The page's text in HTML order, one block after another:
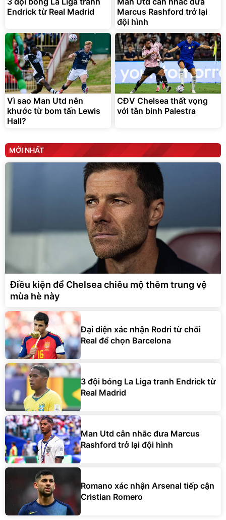
Endrick từ Real Madrid
Marcus Rashford trở lại
đội hình
Vì sao Man Utd nên
khước từ bom tấn Lewis
Hall?
CĐV Chelsea thất vọng
với tân binh Palestra
MỚI NHẤT
Điều kiện để Chelsea chiêu mộ thêm trung vệ
mùa hè này
Đại diện xác nhận Rodri từ chối
Real để chọn Barcelona
3 đội bóng La Liga tranh Endrick từ
Real Madrid
Man Utd cân nhắc đưa Marcus
Rashford trở lại đội hình
Romano xác nhận Arsenal tiếp cận
Cristian Romero